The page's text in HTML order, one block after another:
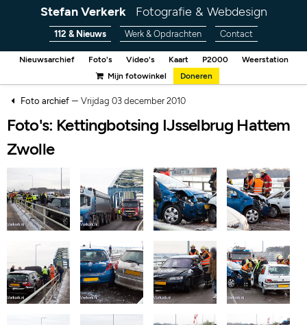
Stefan Verkerk Fotografie & Webdesign
112 & Nieuws Werk & Opdrachten Contact
Nieuwsarchief Foto's Video's Kaart P2000
Weerstation
Mijn fotowinkel
Doneren
Foto archief– Vrijdag 03 december 2010
Foto's: Kettingbotsing IJsselbrug Hattem
Zwolle